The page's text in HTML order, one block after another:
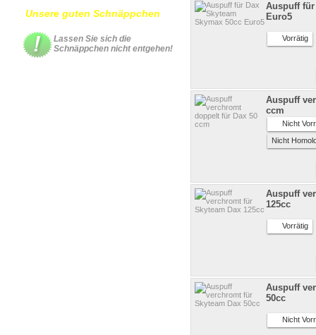
Unsere guten Schnäppchen
Lassen Sie sich die
Schnäppchen nicht entgehen!
Auspuff für
Euro5
Vorrätig
Auspuff
ccm
Nicht
Nicht
Auspuff
125cc
Vorrätig
Auspuff
50cc
Nicht